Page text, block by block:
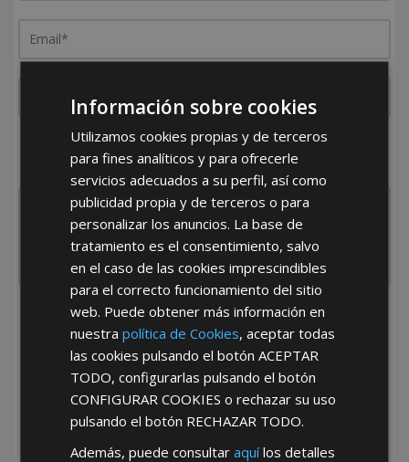
¿De dónde es la empresa?
España
Portugal Otros
He leído y acepto laPolítica de Privacidad
Información sobre cookies
Utilizamos cookies propias y de terceros
para fines analíticos y para ofrecerle
servicios adecuados a su perfil, así como
publicidad propia y de terceros o para
personalizar los anuncios. La base de
tratamiento es el consentimiento, salvo
en el caso de las cookies imprescindibles
para el correcto funcionamiento del sitio
web. Puede obtener más información en
nuestrapolítica de Cookies, aceptar todas
las cookies pulsando el botónACEPTAR
TODO, configurarlas pulsando el botón
CONFIGURAR COOKIES o rechazar su uso
pulsando el botón RECHAZAR TODO.
Además, puede consultaraquílos detalles